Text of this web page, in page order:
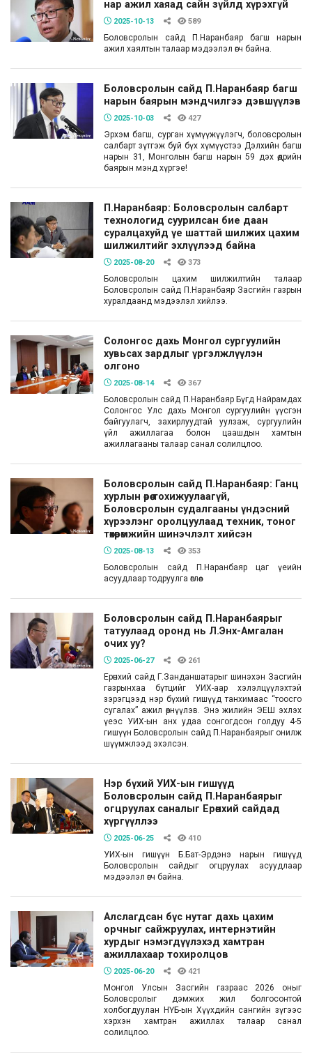
нар ажил хаяад сайн зүйлд хүрэхгүй
2025-10-13 589
Боловсролын сайд П.Наранбаяр багш нарын
ажил хаялтын талаар мэдээлэл өгч байна.
Боловсролын сайд П.Наранбаяр багш
нарын баярын мэндчилгээ дэвшүүлэв
2025-10-03 427
Эрхэм багш, сурган хүмүүжүүлэгч, боловсролын
салбарт зүтгэж буй бүх хүмүүстээ Дэлхийн багш
нарын 31, Монголын багш нарын 59 дэх өдрийн
баярын мэнд хүргэе!
П.Наранбаяр: Боловсролын салбарт
технологид суурилсан бие даан
суралцахуйд үе шаттай шилжих цахим
шилжилтийг эхлүүлээд байна
2025-08-20 373
Боловсролын цахим шилжилтийн талаар
Боловсролын сайд П.Наранбаяр Засгийн газрын
хуралдаанд мэдээлэл хийлээ.
Солонгос дахь Монгол сургуулийн
хувьсах зардлыг үргэлжлүүлэн
олгоно
2025-08-14 367
Боловсролын сайд П.Наранбаяр Бүгд Найрамдах
Солонгос Улс дахь Монгол сургуулийн үүсгэн
байгуулагч, захирлуудтай уулзаж, сургуулийн
үйл ажиллагаа болон цаашдын хамтын
ажиллагааны талаар санал солилцлоо.
Боловсролын сайд П.Наранбаяр: Ганц
хурлын өрөө тохижуулаагүй,
Боловсролын судалгааны үндэсний
хүрээлэнг оролцуулаад техник, тоног
төхөөрөмжийн шинэчлэлт хийсэн
2025-08-13 353
Боловсролын сайд П.Наранбаяр цаг үеийн
асуудлаар тодруулга өглөө.
Боловсролын сайд П.Наранбаярыг
татуулаад оронд нь Л.Энх-Амгалан
очих уу?
2025-06-27 261
Ерөнхий сайд Г.Занданшатарыг шинэхэн Засгийн
газрынхаа бүтцийг УИХ-аар хэлэлцүүлэхтэй
зэрэгцээд нэр бүхий гишүүд танхимаас “тоосго
сугалах” ажил өрнүүлэв. Энэ жилийн ЭЕШ эхлэх
үеэс УИХ-ын анх удаа сонгогдсон голдуу 4-5
гишүүн Боловсролын сайд П.Наранбаярыг онилж
шүүмжлээд эхэлсэн.
Нэр бүхий УИХ-ын гишүүд
Боловсролын сайд П.Наранбаярыг
огцруулах саналыг Ерөнхий сайдад
хүргүүллээ
2025-06-25 410
УИХ-ын гишүүн Б.Бат-Эрдэнэ нарын гишүүд
Боловсролын сайдыг огцруулах асуудлаар
мэдээлэл өгч байна.
Алслагдсан бүс нутаг дахь цахим
орчныг сайжруулах, интернэтийн
хурдыг нэмэгдүүлэхэд хамтран
ажиллахаар тохиролцов
2025-06-20 421
Монгол Улсын Засгийн газраас 2026 оныг
Боловсролыг дэмжих жил болгосонтой
холбогдуулан НҮБ-ын Хүүхдийн сангийн зүгээс
хэрхэн хамтран ажиллах талаар санал
солилцлоо.